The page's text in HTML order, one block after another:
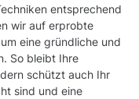
entsprechend
wir auf erprobte
eine gründliche und
So bleibt Ihre
schützt auch Ihr
sind und eine